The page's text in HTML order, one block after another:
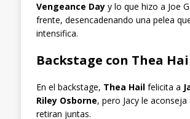
Vengeance Dayy lo que hizo a Joe
frente, desencadenando una pelea
intensifica.
Backstage con Thea
En el backstage, Thea Hailfelicita a
Riley Osborne, pero Jacy le
retiran juntas.